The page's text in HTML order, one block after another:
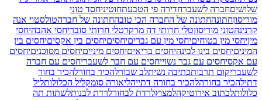
שלושיםחברה לשעברחדירה פי הטבעתחוטיניחסד טוני
מוריסוןחתונהחתונה של החברה הכי טובהחתונה של חברהטולסטוי אנה
קרנינהטוני מוריסוןטלי חרותי דה מרקרטלי חרותי סובריחסי אהבהיחסי
מיןיחסי מין בטוחיםיחסי מין עם גבריםיחסיםיחסים בין אקסיםיחסים בין
המיניםיחסים בינו לבינהיחסים בריאיםיחסים מינייםיחסים מסוכניםיחסים
עם אקסיחסים עם גבר נשוייחסים עם חבר לשעבריחסים עם חברה
לשעבריקום תרבותכתיבה נשיתלב שבורלהכיר בחורלהכיר בחור
דתילהכיר בחורהלהכיר בחורה דתייהליאורה סומקליל הכלולותליל
כלולותלכתוב אירוטיקהלמצוץלרדת לבחורלרדת לבנותלשתות תה